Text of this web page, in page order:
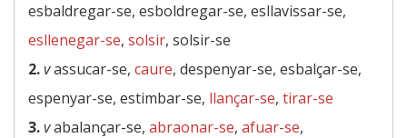
esbaldregar-se, esboldregar-se, esllavissar-se,
esllenegar-se, solsir, solsir-se
2.vassucar-se, caure, despenyar-se, esbalçar-se,
espenyar-se, estimbar-se, llançar-se, tirar-se
3.vabalançar-se, abraonar-se, afuar-se,